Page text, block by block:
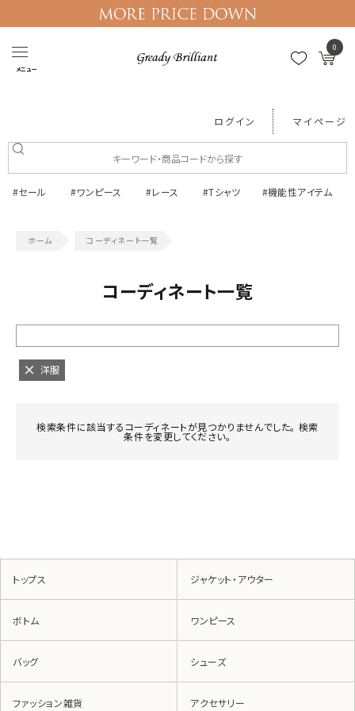
メニュー
0
ログイン マイページ
#セール #ワンピース #レース #Tシャツ #機能性アイテム
コーディネート一覧
コーディネート一覧
洋服
検索条件に該当するコーディネートが見つかりませんでした。 検索
条件を変更してください。
トップス ジャケット・アウター
ボトム ワンピース
バッグ シューズ
ファッション雑貨 アクセサリー